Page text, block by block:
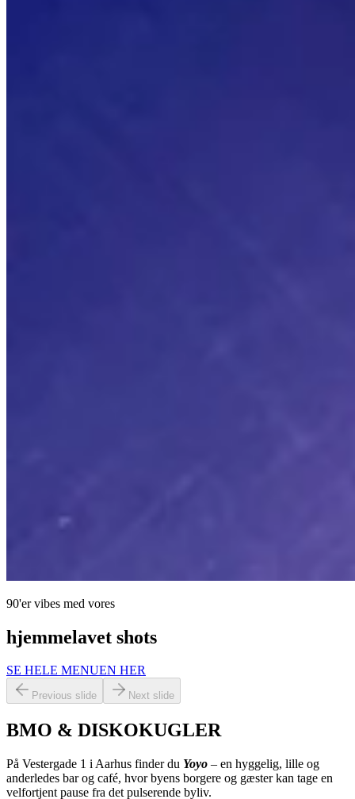
90'er vibes med vores
hjemmelavet shots
SE HELE MENUEN HER
Previous slide Next slide
BMO & DISKOKUGLER
På Vestergade 1 i Aarhus finder du Yoyo – en hyggelig, lille og
anderledes bar og café, hvor byens borgere og gæster kan tage en
velfortjent pause fra det pulserende byliv.